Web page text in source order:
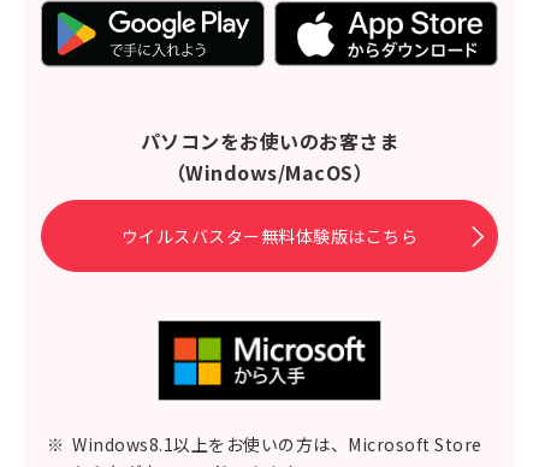
パソコンをお使いのお客さま
（Windows/MacOS）
ウイルスバスター無料体験版はこちら
※ Windows8.1以上をお使いの方は、Microsoft Store